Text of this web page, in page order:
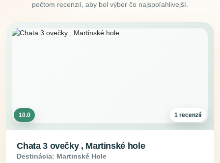
počtom recenzií, aby bol výber čo najspoľahlivejší.
10.0 1 recenzií
Chata 3 ovečky , Martinské hole
Destinácia: Martinské Hole